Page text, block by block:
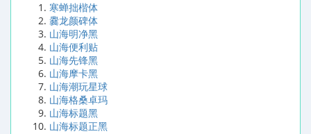
寒蝉拙楷体
爨龙颜碑体
山海明净黑
山海便利贴
山海先锋黑
山海摩卡黑
山海潮玩星球
山海格桑卓玛
山海标题黑
山海标题正黑